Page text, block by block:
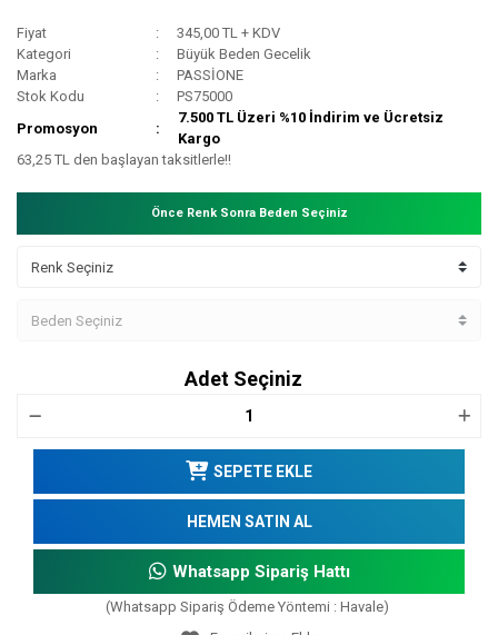
Fiyat
345,00 TL + KDV
Kategori
Büyük Beden Gecelik
Marka
PASSİONE
Stok Kodu
PS75000
Promosyon
7.500 TL Üzeri %10 İndirim ve Ücretsiz
Kargo
63,25 TL den başlayan taksitlerle!!
Önce Renk Sonra Beden Seçiniz
Adet Seçiniz
SEPETE EKLE
HEMEN SATIN AL
Whatsapp Sipariş Hattı
(Whatsapp Sipariş Ödeme Yöntemi : Havale)